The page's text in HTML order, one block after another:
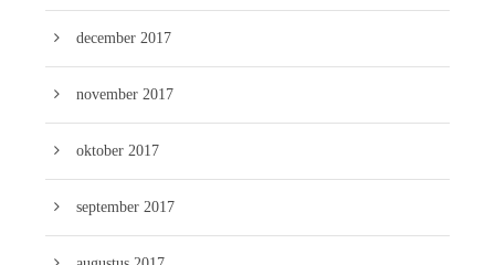
december 2017
november 2017
oktober 2017
september 2017